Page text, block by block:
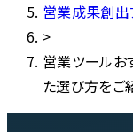
営業成果創出
>
営業ツールお
た選び方をご